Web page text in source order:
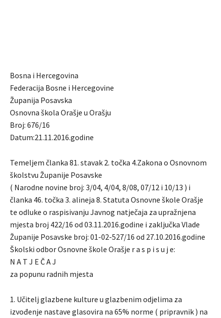
Bosna i Hercegovina
Federacija Bosne i Hercegovine
Županija Posavska
Osnovna škola Orašje u Orašju
Broj: 676/16
Datum:21.11.2016.godine
Temeljem članka 81. stavak 2. točka 4.Zakona o Osnovnom
školstvu Županije Posavske
( Narodne novine broj: 3/04, 4/04, 8/08, 07/12 i 10/13 ) i
članka 46. točka 3. alineja 8. Statuta Osnovne škole Orašje
te odluke o raspisivanju Javnog natječaja za upražnjena
mjesta broj 422/16 od 03.11.2016.godine i zaključka Vlade
Županije Posavske broj: 01-02-527/16 od 27.10.2016.godine
Školski odbor Osnovne škole Orašje r a s p i s u j e:
N A T J E Č A J
za popunu radnih mjesta
1. Učitelj glazbene kulture u glazbenim odjelima za
izvođenje nastave glasovira na 65% norme ( pripravnik ) na